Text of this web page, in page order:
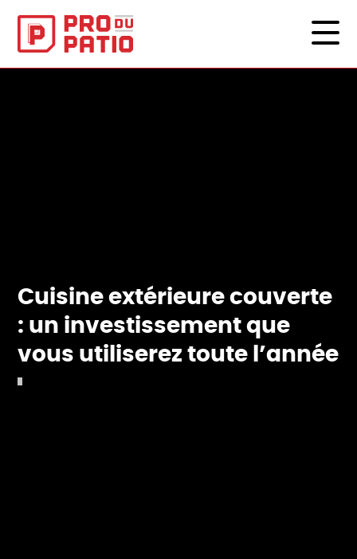
Cuisine extérieure couverte
: un investissement que
vous utiliserez toute l’année